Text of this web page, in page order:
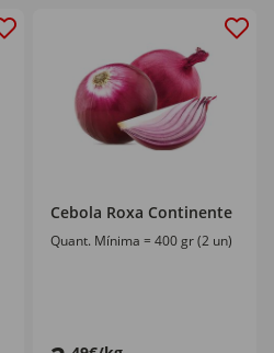
Cebola Roxa Continente
Quant. Mínima = 400 gr (2 un)